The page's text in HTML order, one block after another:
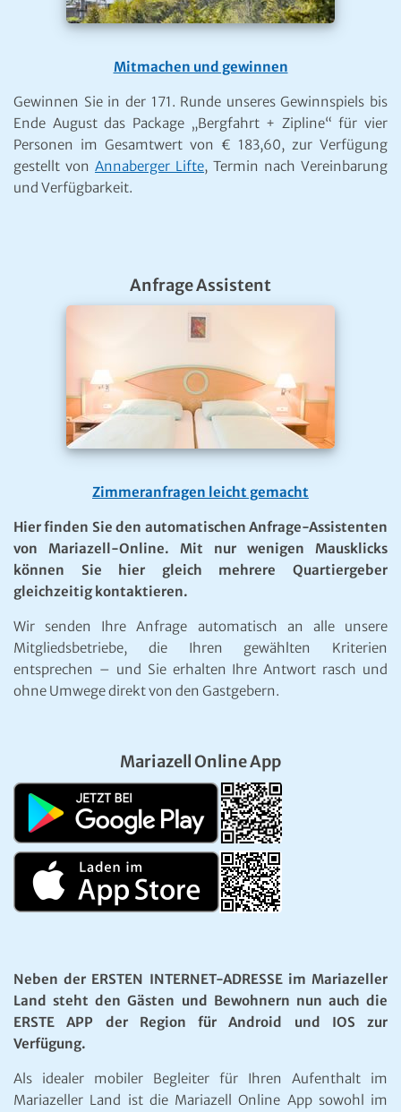
Mitmachen und gewinnen
Gewinnen Sie in der 171. Runde unseres Gewinnspiels bis
Ende August das Package „Bergfahrt + Zipline“ für vier
Personen im Gesamtwert von € 183,60, zur Verfügung
gestellt von Annaberger Lifte, Termin nach Vereinbarung
und Verfügbarkeit.
Anfrage Assistent
Zimmeranfragen leicht gemacht
Hier finden Sie den automatischen Anfrage-Assistenten
von Mariazell-Online. Mit nur wenigen Mausklicks
können Sie hier gleich mehrere Quartiergeber
gleichzeitig kontaktieren.
Wir senden Ihre Anfrage automatisch an alle unsere
Mitgliedsbetriebe, die Ihren gewählten Kriterien
entsprechen – und Sie erhalten Ihre Antwort rasch und
ohne Umwege direkt von den Gastgebern.
Mariazell Online App
Neben der ERSTEN INTERNET-ADRESSE im Mariazeller
Land steht den Gästen und Bewohnern nun auch die
ERSTE APP der Region für Android und IOS zur
Verfügung.
Als idealer mobiler Begleiter für Ihren Aufenthalt im
Mariazeller Land ist die Mariazell Online App sowohl im